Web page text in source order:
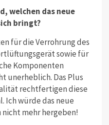
welchen das neue
bringt?
für die Verrohrung des
sowie für
Komponenten
unerheblich. Das Plus
rechtfertigen diese
Ich würde das neue
mehr hergeben!